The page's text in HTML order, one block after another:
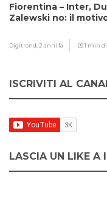
Fiorentina – Inter,
Zalewski no: il
Digitrend, 2 anni fa 1 min
ISCRIVITI AL
LASCIA UN LIKE A